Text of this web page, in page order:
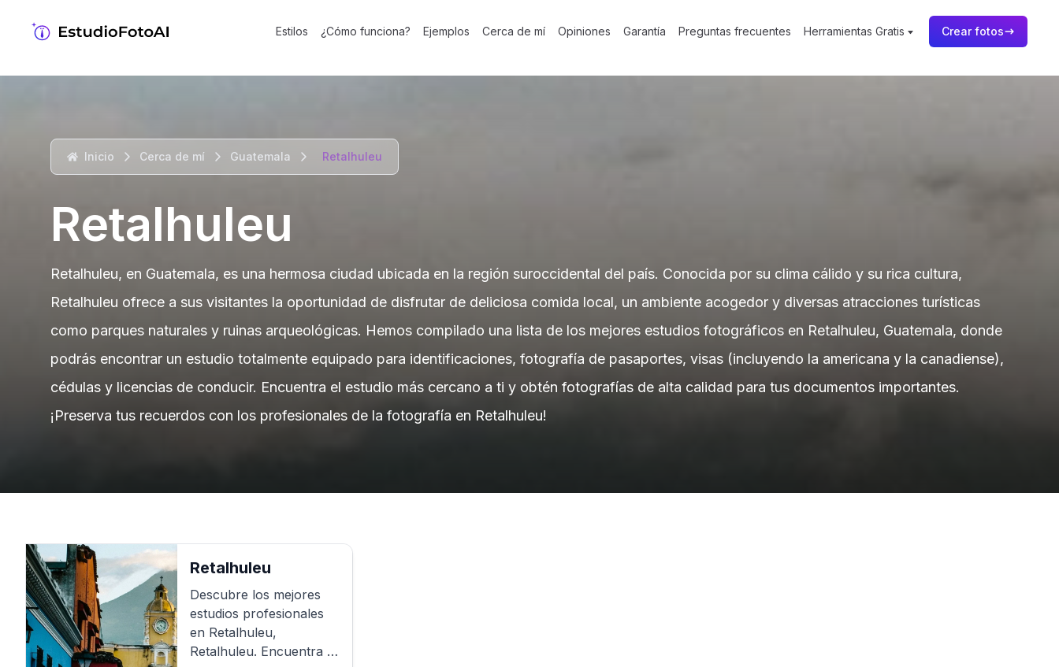
Estilos ¿Cómo funciona? Ejemplos Cerca de mí Opiniones Garantía Preguntas frecuentes Herramientas Gratis Crear fotos
Inicio Cerca de mí Guatemala Retalhuleu
Retalhuleu
Retalhuleu, en Guatemala, es una hermosa ciudad ubicada en la región suroccidental del país. Conocida por su clima cálido y su rica cultura,
Retalhuleu ofrece a sus visitantes la oportunidad de disfrutar de deliciosa comida local, un ambiente acogedor y diversas atracciones turísticas
como parques naturales y ruinas arqueológicas. Hemos compilado una lista de los mejores estudios fotográficos en Retalhuleu, Guatemala, donde
podrás encontrar un estudio totalmente equipado para identificaciones, fotografía de pasaportes, visas (incluyendo la americana y la canadiense),
cédulas y licencias de conducir. Encuentra el estudio más cercano a ti y obtén fotografías de alta calidad para tus documentos importantes.
¡Preserva tus recuerdos con los profesionales de la fotografía en Retalhuleu!
Retalhuleu
Descubre los mejores
estudios profesionales
en Retalhuleu,
Retalhuleu. Encuentra el